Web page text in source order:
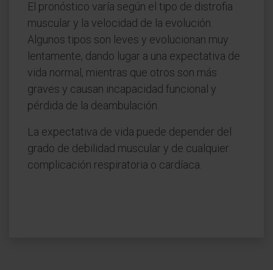
El pronóstico varía según el tipo de distrofia
muscular y la velocidad de la evolución.
Algunos tipos son leves y evolucionan muy
lentamente, dando lugar a una expectativa de
vida normal, mientras que otros son más
graves y causan incapacidad funcional y
pérdida de la deambulación.
La expectativa de vida puede depender del
grado de debilidad muscular y de cualquier
complicación respiratoria o cardíaca.